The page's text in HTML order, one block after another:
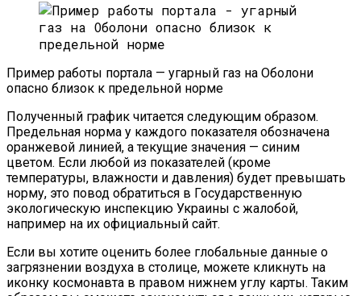
Пример работы портала — угарный газ на Оболони
опасно близок к предельной норме
Полученный график читается следующим образом.
Предельная норма у каждого показателя обозначена
оранжевой линией, а текущие значения — синим
цветом. Если любой из показателей (кроме
температуры, влажности и давления) будет превышать
норму, это повод обратиться в Государственную
экологическую инспекцию Украины с жалобой,
например на их официальный сайт.
Если вы хотите оценить более глобальные данные о
загрязнении воздуха в столице, можете кликнуть на
иконку космонавта в правом нижнем углу карты. Таким